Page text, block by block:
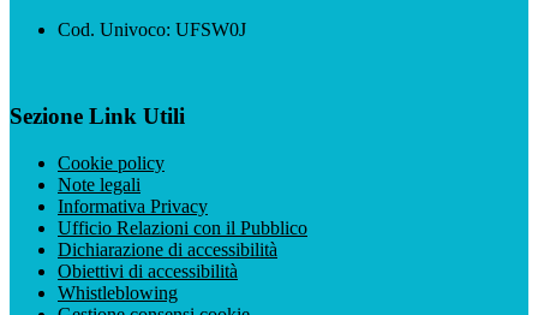
Cod. Univoco: UFSW0J
Sezione Link Utili
Cookie policy
Note legali
Informativa Privacy
Ufficio Relazioni con il Pubblico
Dichiarazione di accessibilità
Obiettivi di accessibilità
Whistleblowing